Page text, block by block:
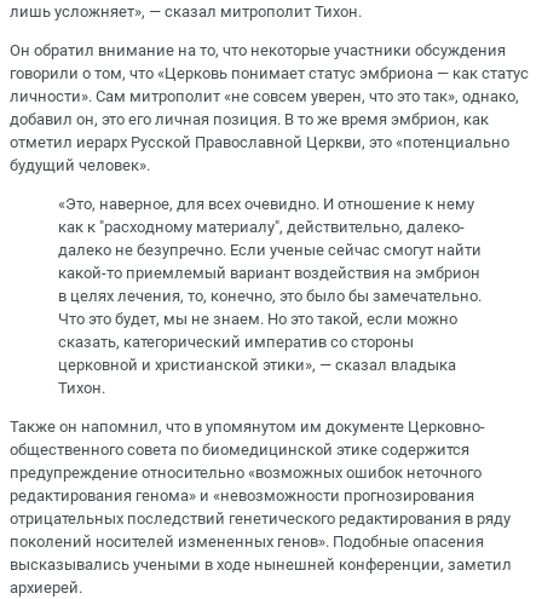
лишь усложняет», — сказал митрополит Тихон.
Он обратил внимание на то, что некоторые участники обсуждения
говорили о том, что «Церковь понимает статус эмбриона — как статус
личности». Сам митрополит «не совсем уверен, что это так», однако,
добавил он, это его личная позиция. В то же время эмбрион, как
отметил иерарх Русской Православной Церкви, это «потенциально
будущий человек».
«Это, наверное, для всех очевидно. И отношение к нему
как к "расходному материалу", действительно, далеко-
далеко не безупречно. Если ученые сейчас смогут найти
какой-то приемлемый вариант воздействия на эмбрион
в целях лечения, то, конечно, это было бы замечательно.
Что это будет, мы не знаем. Но это такой, если можно
сказать, категорический императив со стороны
церковной и христианской этики», — сказал владыка
Тихон.
Также он напомнил, что в упомянутом им документе Церковно-
общественного совета по биомедицинской этике содержится
предупреждение относительно «возможных ошибок неточного
редактирования генома» и «невозможности прогнозирования
отрицательных последствий генетического редактирования в ряду
поколений носителей измененных генов». Подобные опасения
высказывались учеными в ходе нынешней конференции, заметил
архиерей.